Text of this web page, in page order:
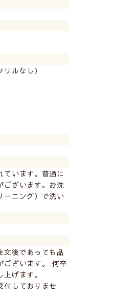
ルなし）
ています。普通に
ございます。お洗
ーニング）で洗い
文後であっても品
ございます。 何卒
げます。
しておりませ